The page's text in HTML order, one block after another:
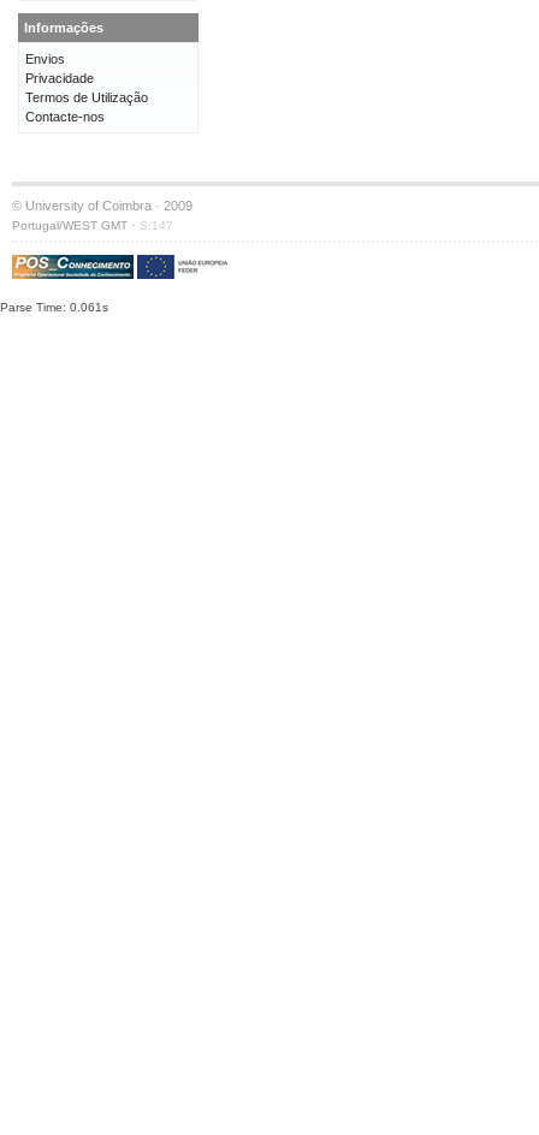
Informações
Envios
Privacidade
Termos de Utilização
Contacte-nos
© University of Coimbra · 2009
Portugal/WEST GMT · S:147
Parse Time: 0.061s